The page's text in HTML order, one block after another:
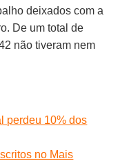
deixados com a
De um total de
não tiveram nem
perdeu 10% dos
no Mais